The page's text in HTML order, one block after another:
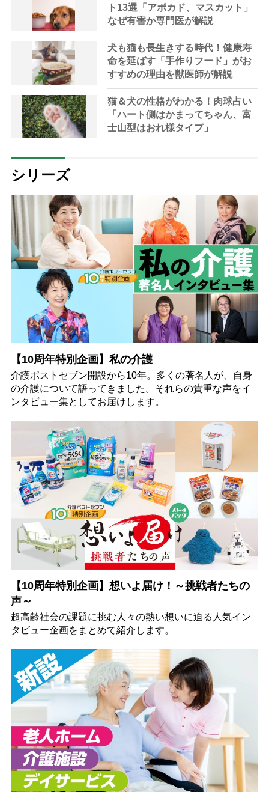
ト13選「アボカド、マスカット」
なぜ有害か専門医が解説
犬も猫も長生きする時代！健康寿
命を延ばす「手作りフード」がお
すすめの理由を獣医師が解説
猫＆犬の性格がわかる！肉球占い
「ハート側はかまってちゃん、富
士山型はおれ様タイプ」
シリーズ
【10周年特別企画】私の介護
介護ポストセブン開設から10年。多くの著名人が、自身
の介護について語ってきました。それらの貴重な声をイ
ンタビュー集としてお届けします。
【10周年特別企画】想いよ届け！～挑戦者たちの
声～
超高齢社会の課題に挑む人々の熱い想いに迫る人気イン
タビュー企画をまとめて紹介します。